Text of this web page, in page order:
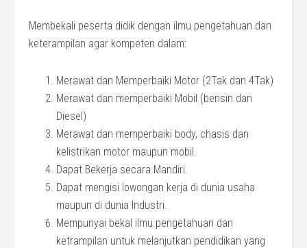
Membekali peserta didik dengan ilmu pengetahuan dan
keterampilan agar kompeten dalam:
Merawat dan Memperbaiki Motor (2Tak dan 4Tak)
Merawat dan memperbaiki Mobil (bensin dan
Diesel)
Merawat dan memperbaiki body, chasis dan
kelistrikan motor maupun mobil.
Dapat Bekerja secara Mandiri.
Dapat mengisi lowongan kerja di dunia usaha
maupun di dunia Industri.
Mempunyai bekal ilmu pengetahuan dan
ketrampilan untuk melanjutkan pendidikan yang